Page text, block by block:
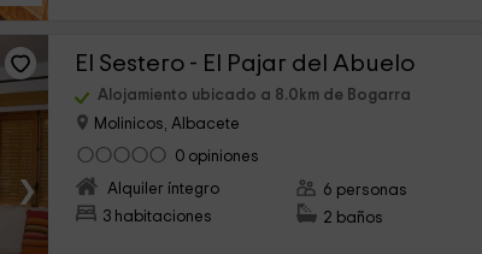
›
El Sestero - El Pajar del Abuelo
Alojamiento ubicado a 8.0km de Bogarra
Molinicos, Albacete
0 opiniones
Alquiler íntegro
3 habitaciones
6 personas
2 baños